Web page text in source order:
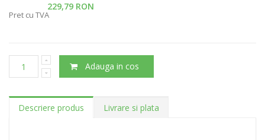
229,79 RON
Pret cu TVA
Adauga in cos
Descriere produs Livrare si plata